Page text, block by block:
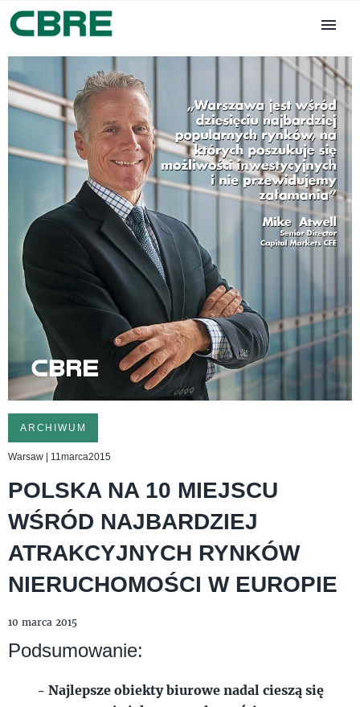
ARCHIWUM
Warsaw | 11marca2015
POLSKA NA 10 MIEJSCU
WŚRÓD NAJBARDZIEJ
ATRAKCYJNYCH RYNKÓW
NIERUCHOMOŚCI W EUROPIE
10 marca 2015
Podsumowanie:
- Najlepsze obiekty biurowe nadal cieszą się